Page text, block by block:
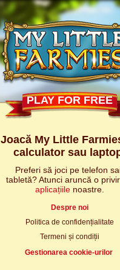
PLAY FOR FREE
Joacă My Little
calculator sau
Preferi să joci pe telefon
tabletă? Atunci aruncă o
aplicațiile noastre.
Despre noi
Politica de confidențialitate
Termeni și condiții
Gestionarea cookie-urilor